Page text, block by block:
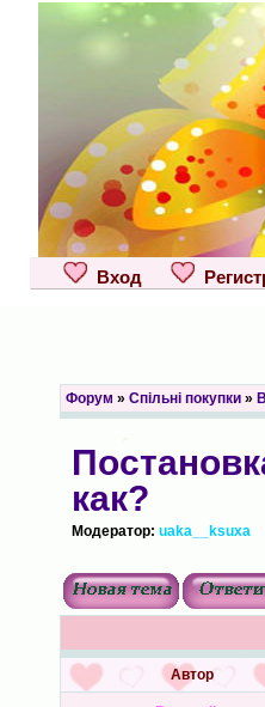
Вход
Форум » Спільні покупки»
как?
Модератор: uaka__ksuxa
Автор